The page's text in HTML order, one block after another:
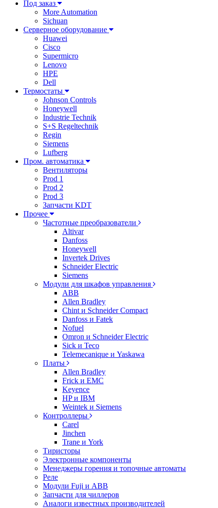
Под заказ
More Automation
Sichuan
Серверное оборудование
Huawei
Cisco
Supermicro
Lenovo
HPE
Dell
Термостаты
Johnson Controls
Honeywell
Industrie Technik
S+S Regeltechnik
Regin
Siemens
Lufberg
Пром. автоматика
Вентиляторы
Prod 1
Prod 2
Prod 3
Запчасти KDT
Прочее
Частотные преобразователи
Altivar
Danfoss
Honeywell
Invertek Drives
Schneider Electric
Siemens
Модули для шкафов управления
ABB
Allen Bradley
Chint и Schneider Compact
Danfoss и Fatek
Nofuel
Omron и Schneider Electric
Sick и Teco
Telemecanique и Yaskawa
Платы
Allen Bradley
Frick и EMC
Keyence
HP и IBM
Weintek и Siemens
Контроллеры
Carel
Jinchen
Trane и York
Тиристоры
Электронные компоненты
Менеджеры горения и топочные автоматы
Реле
Модули Fuji и ABB
Запчасти для чиллеров
Аналоги известных производителей